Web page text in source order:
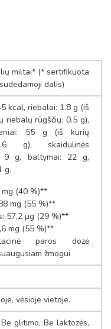
miltai* (* sertifikuota
dalis)
kcal, riebalai: 1.8 g (iš
riebalų rūgščių: 0.5 g),
55 g (iš kurių
g), skaidulinės
9 g, baltymai: 22 g,
g.
(40 %)**
mg (55 %)**
57,2 µg (29 %)**
mg (55 %)**
paros dozė
žmogui
vėsioje vietoje.
glitimo, Be laktozės,